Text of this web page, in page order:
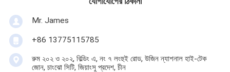
Mr. James
+86 13775115785
রুম ২০২ ও ২০২, বিল্ডিং এ, নং ৭ লংহুই রোড, উজিন ন্যাশনাল হাই-টেক
জোন, চাংঝো সিটি, জিয়াংসু প্রদেশ, চীন